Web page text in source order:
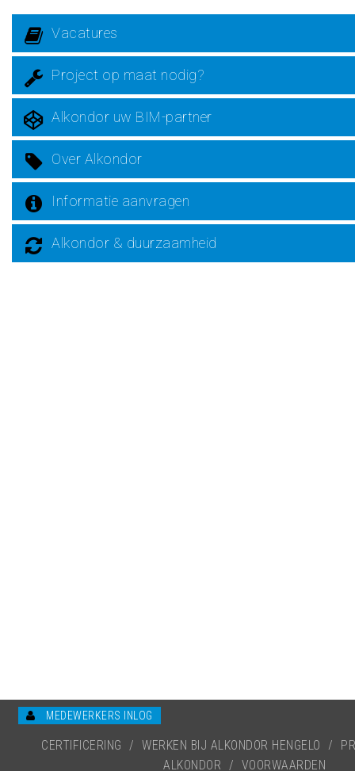
Vacatures
Project op maat nodig?
Alkondor uw BIM-partner
Over Alkondor
Informatie aanvragen
Alkondor & duurzaamheid
MEDEWERKERS INLOG
CERTIFICERING / WERKEN BIJ ALKONDOR HENGELO /
ALKONDOR
/ VOORWAARDEN